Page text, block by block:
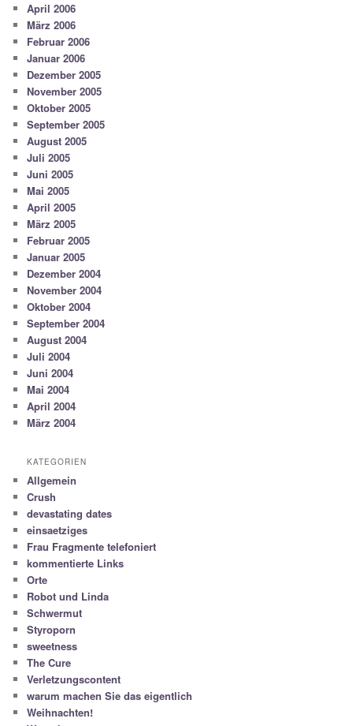
April 2006
März 2006
Februar 2006
Januar 2006
Dezember 2005
November 2005
Oktober 2005
September 2005
August 2005
Juli 2005
Juni 2005
Mai 2005
April 2005
März 2005
Februar 2005
Januar 2005
Dezember 2004
November 2004
Oktober 2004
September 2004
August 2004
Juli 2004
Juni 2004
Mai 2004
April 2004
März 2004
KATEGORIEN
Allgemein
Crush
devastating dates
einsaetziges
Frau Fragmente telefoniert
kommentierte Links
Orte
Robot und Linda
Schwermut
Styroporn
sweetness
The Cure
Verletzungscontent
warum machen Sie das eigentlich
Weihnachten!